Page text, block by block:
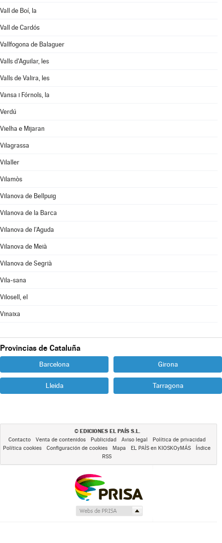
Vall de Boí, la
Vall de Cardós
Vallfogona de Balaguer
Valls d'Aguilar, les
Valls de Valira, les
Vansa i Fórnols, la
Verdú
Vielha e Mijaran
Vilagrassa
Vilaller
Vilamòs
Vilanova de Bellpuig
Vilanova de la Barca
Vilanova de l'Aguda
Vilanova de Meià
Vilanova de Segrià
Vila-sana
Vilosell, el
Vinaixa
Provincias de Cataluña
Barcelona Girona
Lleida Tarragona
© EDICIONES EL PAÍS S.L.
Contacto Venta de contenidos Publicidad Aviso legal
Política de privacidad
Política cookies
Configuración de cookies Mapa EL PAÍS en KIOSKOyMÁS
Índice
RSS